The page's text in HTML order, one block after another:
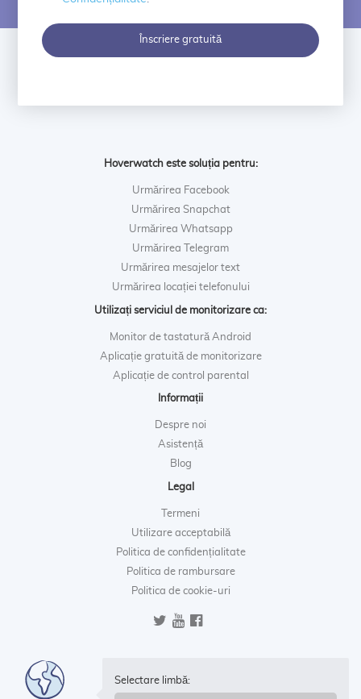
Înscriere gratuită
Hoverwatch este soluția pentru:
Urmărirea Facebook
Urmărirea Snapchat
Urmărirea Whatsapp
Urmărirea Telegram
Urmărirea mesajelor text
Urmărirea locației telefonului
Utilizați serviciul de monitorizare ca:
Monitor de tastatură Android
Aplicație gratuită de monitorizare
Aplicație de control parental
Informații
Despre noi
Asistență
Blog
Legal
Termeni
Utilizare acceptabilă
Politica de confidențialitate
Politica de rambursare
Politica de cookie-uri
Selectare limbă: